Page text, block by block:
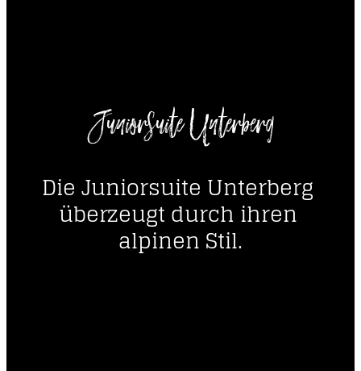
Juniorsuite Unterberg
Die Juniorsuite Unterberg
überzeugt durch ihren
alpinen Stil.